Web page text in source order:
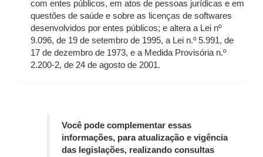
com entes públicos, em atos de pessoas jurídicas e em
questões de saúde e sobre as licenças de softwares
desenvolvidos por entes públicos; e altera a Lei nº
9.096, de 19 de setembro de 1995, a Lei n.º 5.991, de
17 de dezembro de 1973, e a Medida Provisória n.º
2.200-2, de 24 de agosto de 2001.
Você pode complementar essas
informações, para atualização e vigência
das legislações, realizando consultas